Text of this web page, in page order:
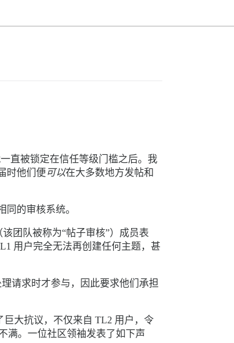
直被锁定在信任等级门槛之后。我
时他们便 可以在大多数地方发帖和
的审核系统。
团队被称为“帖子审核”）成员表
用户完全无法再创建任何主题，甚
请求时才参与，因此要求他们承担
大抗议，不仅来自 TL2 用户，令
满。一位社区领袖发表了如下声